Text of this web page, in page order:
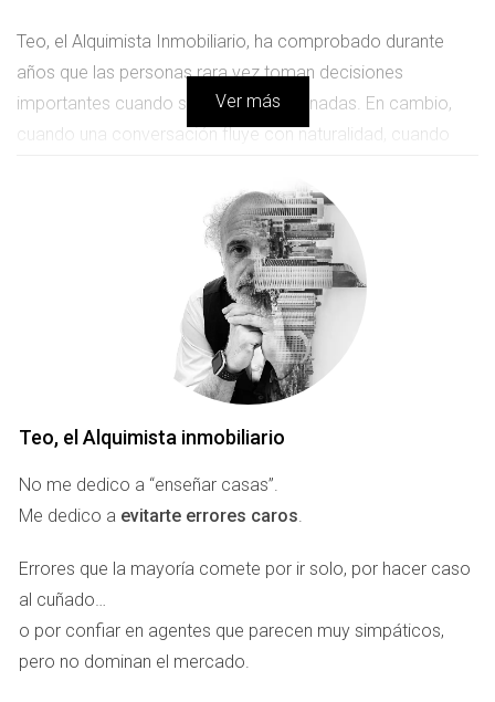
Teo, el Alquimista Inmobiliario, ha comprobado durante
años que las personas rara vez toman decisiones
importantes cuando se sienten presionadas. En cambio,
cuando una conversación fluye con naturalidad, cuando
sonrisa sincera, la comunicación cambia por completo. El
humor, utilizado con inteligencia y sensibilidad, puede
convertirse en una poderosa llave para abrir puertas que
Cuando la confianza aparece antes
sector comercial es asumir que las personas compran
únicamente por lógica. La realidad demuestra que la
mayoría de las decisiones importantes están
compraventa de una vivienda no es una excepción.
Quien vende una propiedad suele estar atravesando un
proceso personal significativo. Puede tratarse de un
Ver más
Teo, el Alquimista inmobiliario
No me dedico a “enseñar casas”.
Me dedico a evitarte errores caros.
Errores que la mayoría comete por ir solo, por hacer caso
al cuñado…
o por confiar en agentes que parecen muy simpáticos,
pero no dominan el mercado.